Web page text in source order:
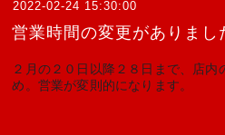
2022-02-24 15:30:00
営業時間の変更がありまし
２月の２０日以降２８日まで、店内
め。営業が変則的になります。